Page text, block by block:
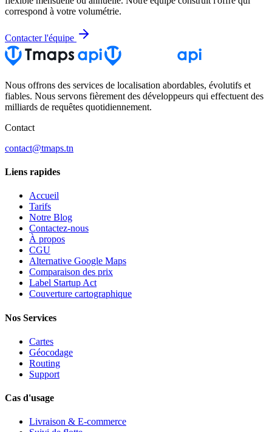
correspond à votre volumétrie.
Contacter l'équipe
Nous offrons des services de localisation abordables, évolutifs et
fiables. Nous servons fièrement des développeurs qui effectuent des
milliards de requêtes quotidiennement.
Contact
contact@tmaps.tn
Liens rapides
Accueil
Tarifs
Notre Blog
Contactez-nous
À propos
CGU
Alternative Google Maps
Comparaison des prix
Label Startup Act
Couverture cartographique
Nos Services
Cartes
Géocodage
Routing
Support
Cas d'usage
Livraison & E-commerce